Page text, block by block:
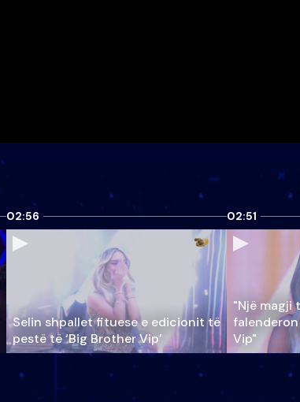
02:56
Selin shpallet fituese e edicionit të
pestë të ‘Big Brother Vip’
02:51
"Një magji
Vip"